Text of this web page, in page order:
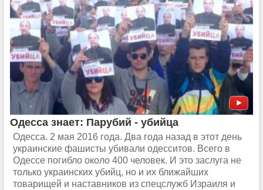
Одесса знает: Парубий - убийца
Одесса. 2 мая 2016 года. Два года назад в этот день
украинские фашисты убивали одесситов. Всего в
Одессе погибло около 400 человек. И это заслуга не
только украинских убийц, но и их ближайших
товарищей и наставников из спецслужб Израиля и